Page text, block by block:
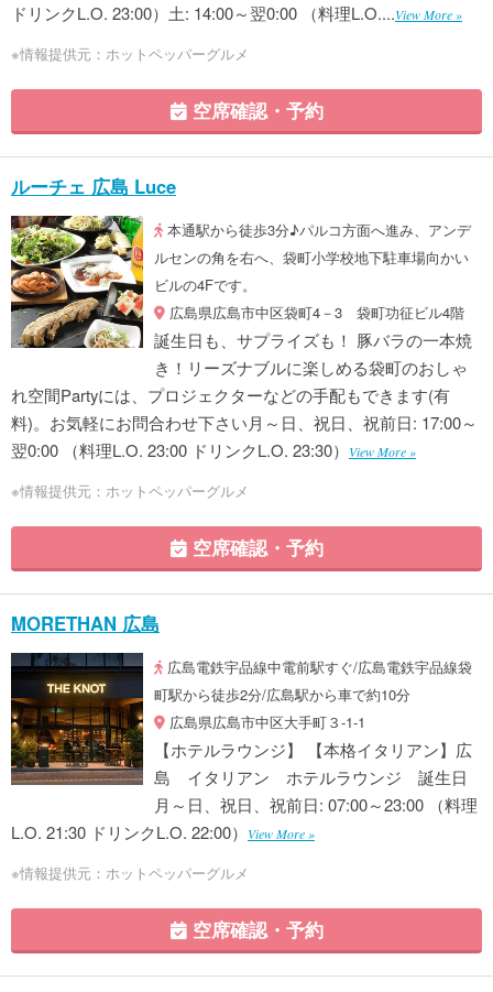
ドリンクL.O. 23:00）土: 14:00～翌0:00 （料理L.O....View More »
※情報提供元：ホットペッパーグルメ
空席確認・予約
ルーチェ 広島 Luce
本通駅から徒歩3分♪パルコ方面へ進み、アンデ
ルセンの角を右へ、袋町小学校地下駐車場向かい
ビルの4Fです。
広島県広島市中区袋町4－3 袋町功征ビル4階
誕生日も、サプライズも！ 豚バラの一本焼
き！リーズナブルに楽しめる袋町のおしゃ
れ空間Partyには、プロジェクターなどの手配もできます(有
料)。お気軽にお問合わせ下さい月～日、祝日、祝前日: 17:00～
翌0:00 （料理L.O. 23:00 ドリンクL.O. 23:30）
View More »
※情報提供元：ホットペッパーグルメ
空席確認・予約
MORETHAN 広島
広島電鉄宇品線中電前駅すぐ/広島電鉄宇品線袋
町駅から徒歩2分/広島駅から車で約10分
広島県広島市中区大手町３-1-1
【ホテルラウンジ】 【本格イタリアン】広
島 イタリアン ホテルラウンジ 誕生日
月～日、祝日、祝前日: 07:00～23:00 （料理
L.O. 21:30 ドリンクL.O. 22:00）
View More »
※情報提供元：ホットペッパーグルメ
空席確認・予約